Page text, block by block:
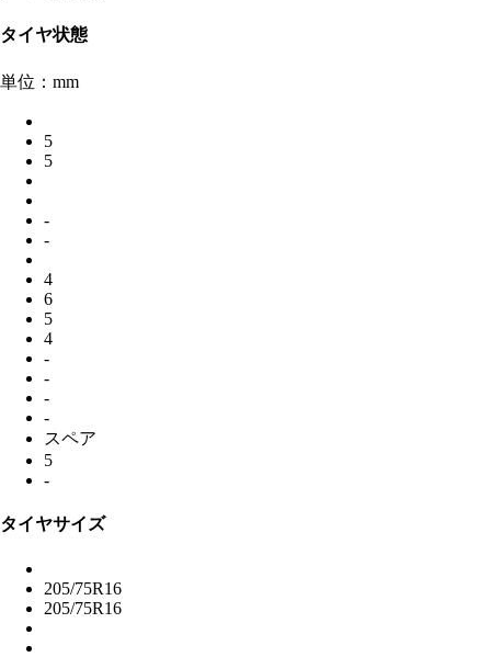
タイヤ状態
単位：mm
5
5
-
-
4
6
5
4
-
-
-
-
スペア
5
-
タイヤサイズ
205/75R16
205/75R16